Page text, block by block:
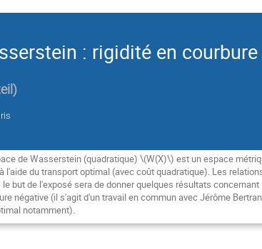
: rigidité en
)
de Wasserstein (quadratique) \(W(X)\) est un espace
du transport optimal (avec coût quadratique). Les
but de l'exposé sera de donner quelques résultats
négative (il s'agit d'un travail en commun avec Jérôme
notamment).